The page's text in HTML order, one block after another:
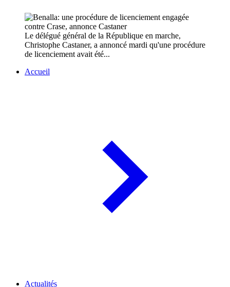
Le délégué général de la République en marche,
Christophe Castaner, a annoncé mardi qu'une procédure
de licenciement avait été...
Accueil
Actualités